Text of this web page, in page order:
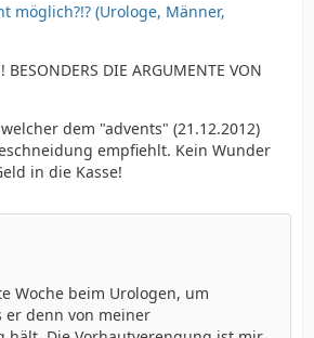
möglich?!? (Urologe, Männer,
BESONDERS DIE ARGUMENTE VON
dem "advents" (21.12.2012)
empfiehlt. Kein Wunder
in die Kasse!
Woche beim Urologen, um
er denn von meiner